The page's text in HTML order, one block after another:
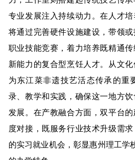
专业发展注入持续动力。在人才
将通过完善硬件设施建设，带领
职业技能竞赛，着力培养既精通
新能力的复合型烹饪人才。从文
为东江菜非遗技艺活态传承的重
录、教学和实践，确保这一地方
发展。在产教融合方面，双平台
度对接，既服务行业技术升级需
的实习就业机会，彰显惠州理工学